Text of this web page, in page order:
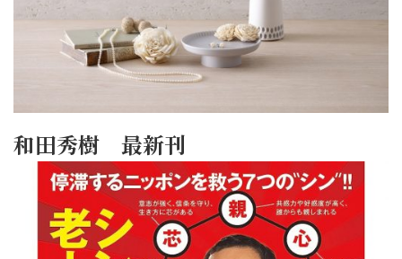
和田秀樹 最新刊